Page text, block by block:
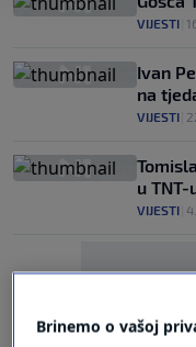
VIJESTI
Ivan
na
VIJESTI
u TNT-
VIJESTI
Brinemo o vašoj